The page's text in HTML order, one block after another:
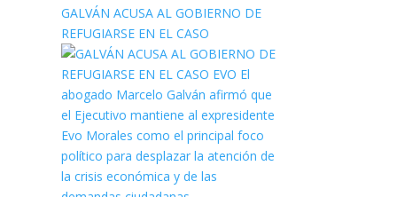
GALVÁN ACUSA AL GOBIERNO DE
REFUGIARSE EN EL CASO